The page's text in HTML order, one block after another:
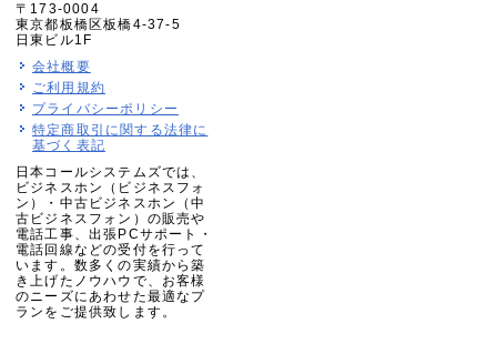
〒173-0004
東京都板橋区板橋4-37-5
日東ビル1F
会社概要
ご利用規約
プライバシーポリシー
特定商取引に関する法律に
基づく表記
日本コールシステムズでは、
ビジネスホン（ビジネスフォ
ン）・中古ビジネスホン（中
古ビジネスフォン）の販売や
電話工事、出張PCサポート・
電話回線などの受付を行って
います。数多くの実績から築
き上げたノウハウで、お客様
のニーズにあわせた最適なプ
ランをご提供致します。